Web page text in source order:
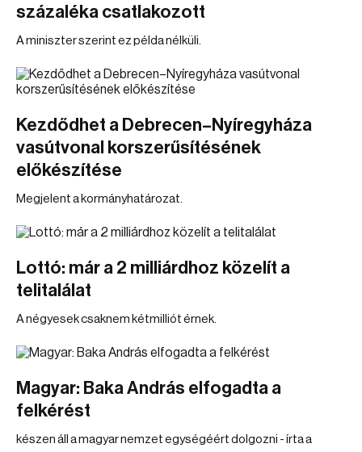
százaléka csatlakozott
A miniszter szerint ez példa nélküli.
Kezdődhet a Debrecen–Nyíregyháza
vasútvonal korszerűsítésének
előkészítése
Megjelent a kormányhatározat.
Lottó: már a 2 milliárdhoz közelít a
telitalálat
A négyesek csaknem kétmilliót érnek.
Magyar: Baka András elfogadta a
felkérést
készen áll a magyar nemzet egységéért dolgozni - írta a